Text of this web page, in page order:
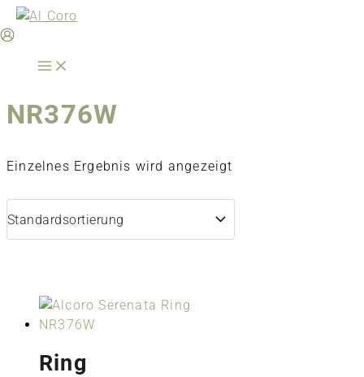
Zum
Inhalt
NR376W
Einzelnes Ergebnis wird angezeigt
Ring